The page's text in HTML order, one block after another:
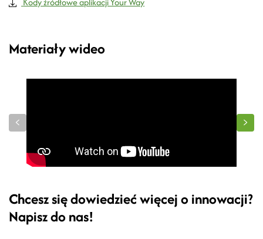
Materiały wideo
Chcesz się dowiedzieć więcej o innowacji?
Napisz do nas!